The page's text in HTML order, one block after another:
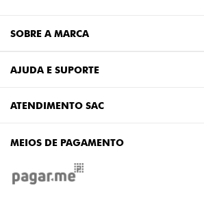
SOBRE A MARCA
AJUDA E SUPORTE
ATENDIMENTO SAC
MEIOS DE PAGAMENTO